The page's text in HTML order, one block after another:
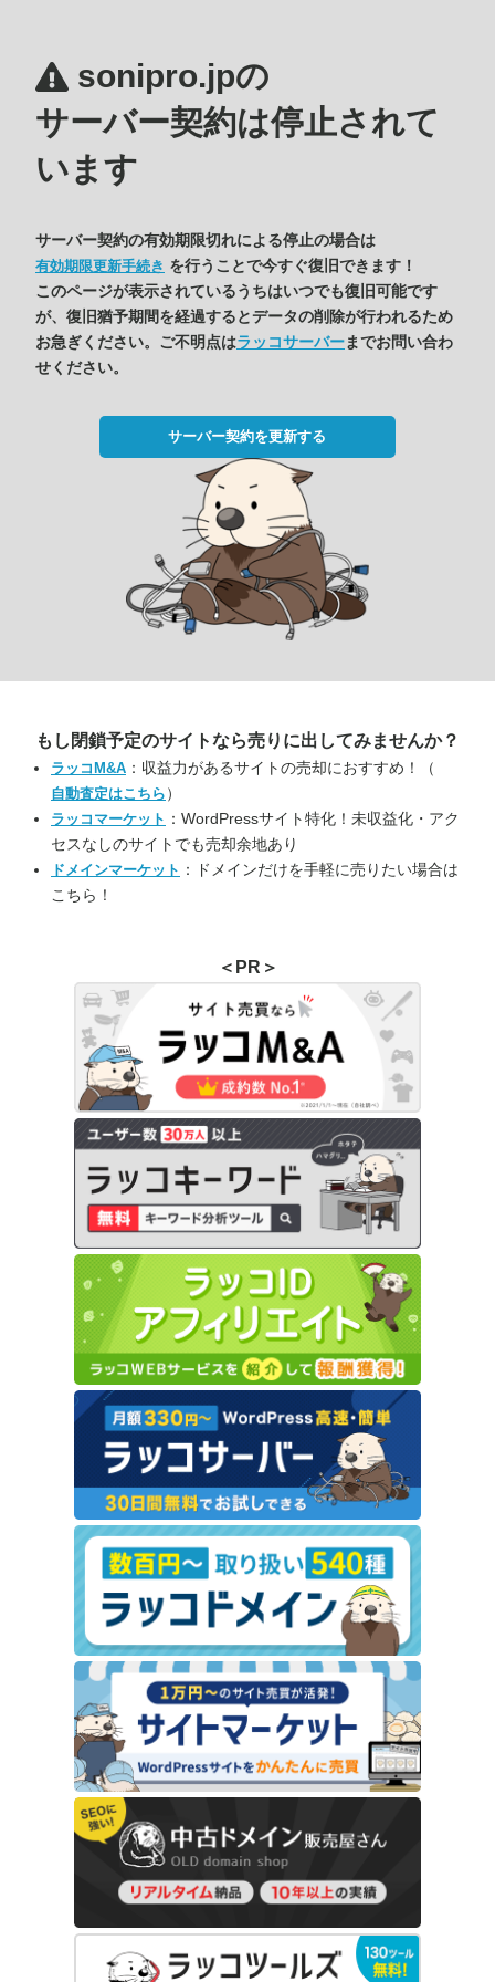
sonipro.jpの
サーバー契約は停止されて
います
サーバー契約の有効期限切れによる停止の場合は
有効期限更新手続き を行うことで今すぐ復旧できます！
このページが表示されているうちはいつでも復旧可能です
が、復旧猶予期間を経過するとデータの削除が行われるため
お急ぎください。ご不明点はラッコサーバーまでお問い合わ
せください。
サーバー契約を更新する
もし閉鎖予定のサイトなら売りに出してみませんか？
ラッコM&A ：収益力があるサイトの売却におすすめ！（
自動査定はこちら ）
ラッコマーケット ：WordPressサイト特化！未収益化・アク
セスなしのサイトでも売却余地あり
ドメインマーケット ：ドメインだけを手軽に売りたい場合は
こちら！
＜PR＞